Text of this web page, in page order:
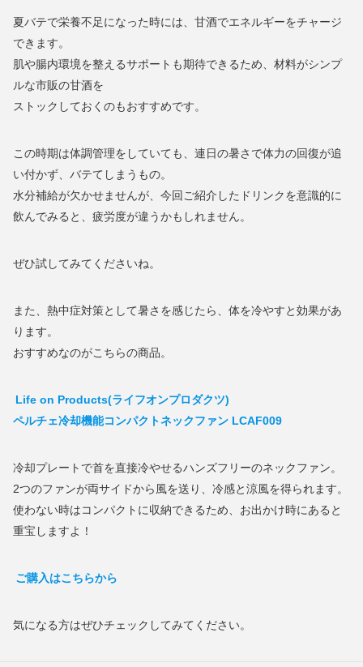
夏バテで栄養不足になった時には、甘酒でエネルギーをチャージ
できます。
肌や腸内環境を整えるサポートも期待できるため、材料がシンプ
ルな市販の甘酒を
ストックしておくのもおすすめです。
この時期は体調管理をしていても、連日の暑さで体力の回復が追
い付かず、バテてしまうもの。
水分補給が欠かせませんが、今回ご紹介したドリンクを意識的に
飲んでみると、疲労度が違うかもしれません。
ぜひ試してみてくださいね。
また、熱中症対策として暑さを感じたら、体を冷やすと効果があ
ります。
おすすめなのがこちらの商品。
Life on Products(ライフオンプロダクツ)
ペルチェ冷却機能コンパクトネックファン LCAF009
冷却プレートで首を直接冷やせるハンズフリーのネックファン。
2つのファンが両サイドから風を送り、冷感と涼風を得られます。
使わない時はコンパクトに収納できるため、お出かけ時にあると
重宝しますよ！
ご購入はこちらから
気になる方はぜひチェックしてみてください。